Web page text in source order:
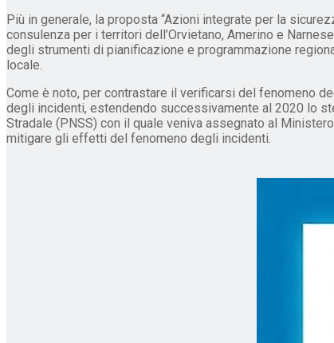
Più in generale, la proposta “Azioni integrate per la
consulenza per i territori dell’Orvietano, Amerino e
degli strumenti di pianificazione e programmazione
locale.
Come è noto, per contrastare il verificarsi del fenomeno
degli incidenti, estendendo successivamente al 2020 lo
Stradale (PNSS) con il quale veniva assegnato al
mitigare gli effetti del fenomeno degli incidenti.